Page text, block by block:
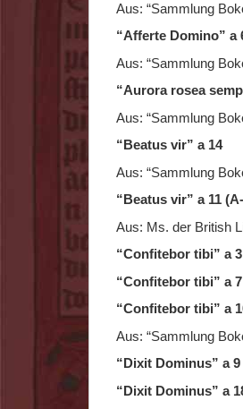
Aus: “Sammlung
“Afferte Domino” a
Aus: “Sammlung
“Aurora rosea
Aus: “Sammlung
“Beatus vir” a 14
Aus: “Sammlung
“Beatus vir” a 11
Aus: Ms. der British
“Confitebor tibi” a 3
“Confitebor tibi” a 7
“Confitebor tibi” a
Aus: “Sammlung
“Dixit Dominus” a
“Dixit Dominus” a